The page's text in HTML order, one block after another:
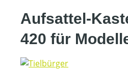
Aufsattel-
420 für